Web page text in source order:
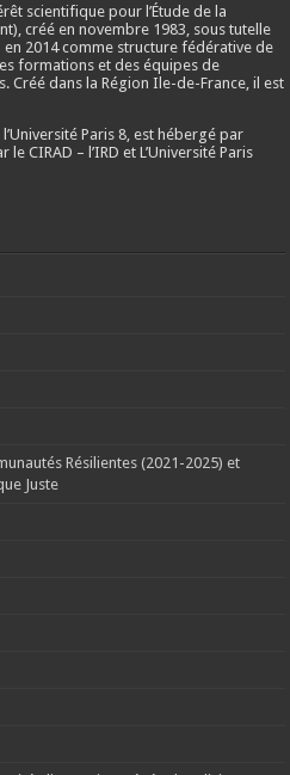
scientifique pour l’Étude de la
créé ennovembre 1983 , sous tutelle
en 2014 comme structure fédérative de
formations et des équipes de
Créé dans la Région Ile-de-France, il est
Paris 8, est hébergé par
CIRAD – l’IRD et L’Université Paris
Résilientes (2021-2025) et
Juste